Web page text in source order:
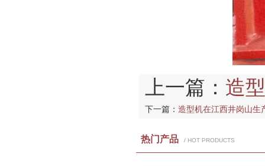
上一篇： 造
下一篇： 造型机在江西井岗山生
热门产品 / HOT PRODUCTS